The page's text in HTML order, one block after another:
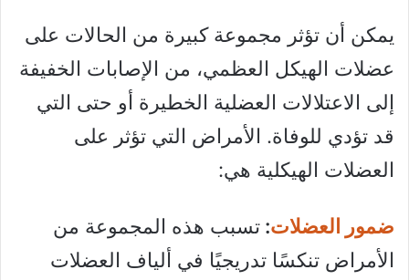
يمكن أن تؤثر مجموعة كبيرة من الحالات على
عضلات الهيكل العظمي، من الإصابات الخفيفة
إلى الاعتلالات العضلية الخطيرة أو حتى التي
قد تؤدي للوفاة. الأمراض التي تؤثر على
العضلات الهيكلية هي:
ضمور العضلات: تسبب هذه المجموعة من
الأمراض تنكسًا تدريجيًا في ألياف العضلات